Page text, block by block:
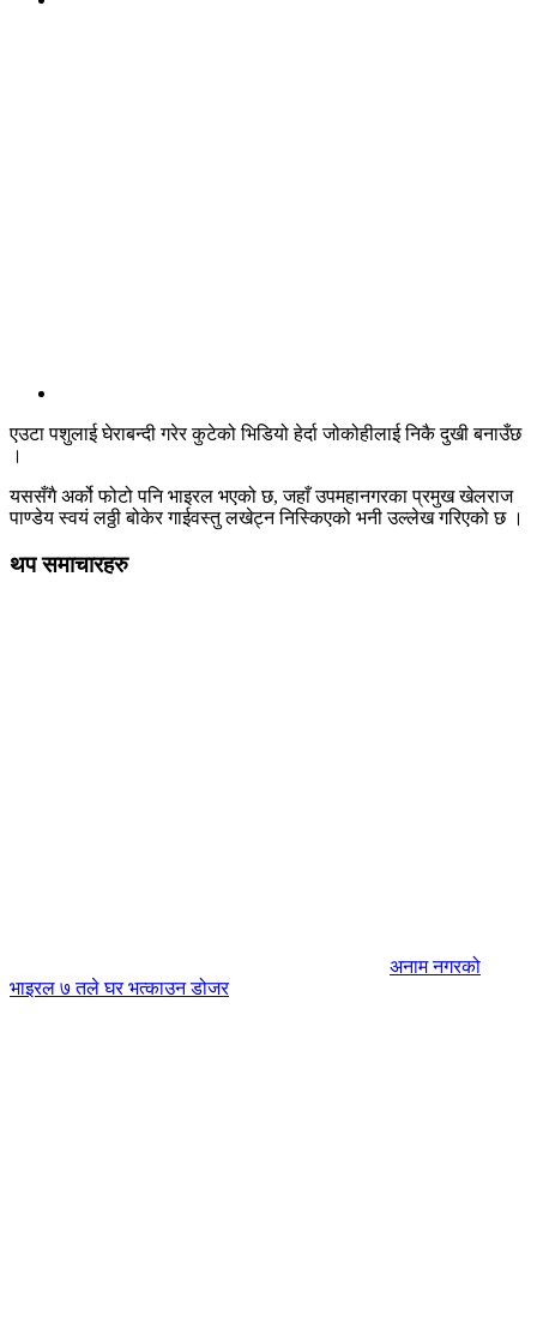
एउटा पशुलाई घेराबन्दी गरेर कुटेको भिडियो हेर्दा जोकोहीलाई निकै दुखी बनाउँछ
।
यससँगै अर्को फोटो पनि भाइरल भएको छ, जहाँ उपमहानगरका प्रमुख खेलराज
पाण्डेय स्वयं लठ्ठी बोकेर गाईवस्तु लखेट्न निस्किएको भनी उल्लेख गरिएको छ ।
थप समाचारहरु
अनाम नगरको
भाइरल ७ तले घर भत्काउन डोजर